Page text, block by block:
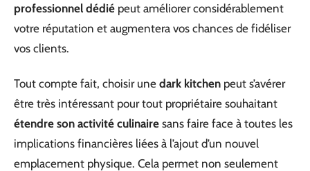
professionnel dédié peut améliorer considérablement
votre réputation et augmentera vos chances de fidéliser
vos clients.
Tout compte fait, choisir une dark kitchen peut s’avérer
être très intéressant pour tout propriétaire souhaitant
étendre son activité culinaire sans faire face à toutes les
implications financières liées à l’ajout d’un nouvel
emplacement physique. Cela permet non seulement